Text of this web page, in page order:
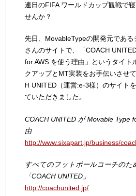
連日のFIFA ワールドカップ観戦で
せんか？
先日、MovableTypeの開発元である
さんのサイトで、「COACH
for AWS を使う理由」というタイト
クアップとMT実装をお手伝いさせ
H UNITED（運営:e-3様）のサイト
ていただきました。
COACH UNITED が Movable Type
由
http://www.sixapart.jp/business/
すべてのフットボールコーチのた
「COACH UNITED」
http://coachunited.jp/